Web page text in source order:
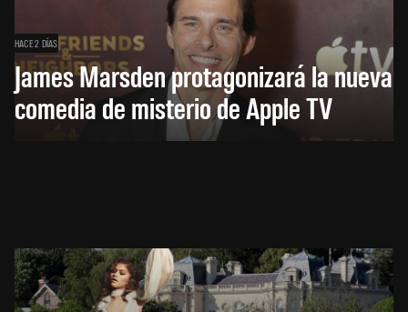
HACE 2 DÍAS
James Marsden protagonizará la nueva
comedia de misterio de Apple TV